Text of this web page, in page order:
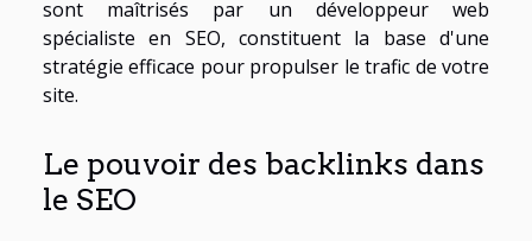
sont maîtrisés par un développeur web
spécialiste en SEO, constituent la base d'une
stratégie efficace pour propulser le trafic de votre
site.
Le pouvoir des backlinks dans
le SEO